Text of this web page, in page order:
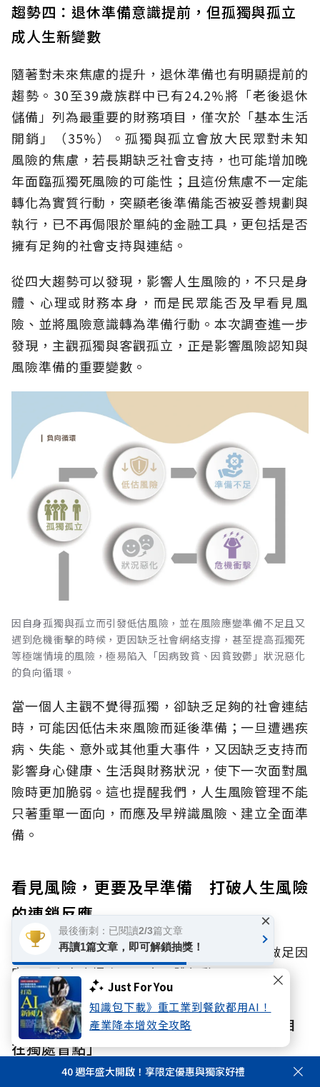
Just For You
知識包下載》重工業到餐飲都用AI！
產業降本增效全攻略
趨勢四：退休準備意識提前，但孤獨與孤立
成人生新變數
隨著對未來焦慮的提升，退休準備也有明顯提前的
趨勢。30至39歲族群中已有24.2%將「老後退休
儲備」列為最重要的財務項目，僅次於「基本生活
開銷」（35%）。孤獨與孤立會放大民眾對未知
風險的焦慮，若長期缺乏社會支持，也可能增加晚
年面臨孤獨死風險的可能性；且這份焦慮不一定能
轉化為實質行動，突顯老後準備能否被妥善規劃與
執行，已不再侷限於單純的金融工具，更包括是否
擁有足夠的社會支持與連結。
從四大趨勢可以發現，影響人生風險的，不只是身
體、心理或財務本身，而是民眾能否及早看見風
險、並將風險意識轉為準備行動。本次調查進一步
發現，主觀孤獨與客觀孤立，正是影響風險認知與
風險準備的重要變數。
因自身孤獨與孤立而引發低估風險，並在風險應變準備不足且又
遇到危機衝擊的時候，更因缺乏社會網絡支撐，甚至提高孤獨死
等極端情境的風險，極易陷入「因病致貧、因貧致鬱」狀況惡化
的負向循環。
當一個人主觀不覺得孤獨，卻缺乏足夠的社會連結
時，可能因低估未來風險而延後準備；一旦遭遇疾
病、失能、意外或其他重大事件，又因缺乏支持而
影響身心健康、生活與財務狀況，使下一次面對風
險時更加脆弱。這也提醒我們，人生風險管理不能
只著重單一面向，而應及早辨識風險、建立全面準
備。
看見風險，更要及早準備 打破人生風險
的連鎖反應
面對身心財與孤獨、孤立風險，我們該如何做足因
應？國泰人壽提出了兩大具體行動：
行動一：重新檢視社會連結網絡，正視「自
在獨處盲點」
40 週年盛大開啟！享限定優惠與獨家好禮
最後衝刺：已閱讀2/3篇文章
再讀1篇文章，即可解鎖抽獎！
×